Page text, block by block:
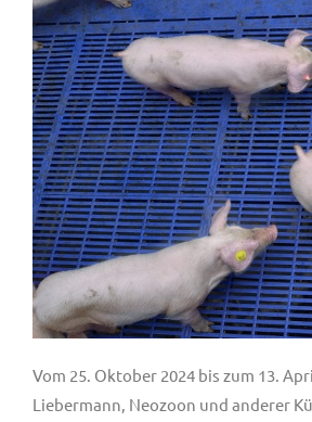
Vom 25. Oktober 2024 bis zum 13.
Liebermann, Neozoon und anderer